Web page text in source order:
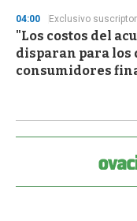
04:00 Exclusivo
"Los costos del
disparan para
consumidores